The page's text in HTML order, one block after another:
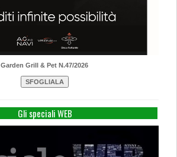
Garden Grill & Pet N.47/2026
Gli speciali WEB